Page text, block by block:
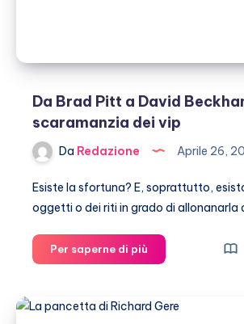
Da Brad Pitt a David
scaramanzia dei vip
Da Redazione Aprile 26,
Esiste la sfortuna? E, soprattutto,
oggetti o dei riti in grado di allonanarla
Per saperne di più
Brad
a